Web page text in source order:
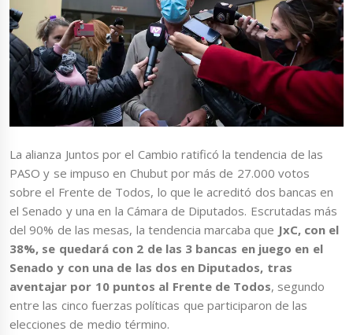
La alianza Juntos por el Cambio ratificó la tendencia de las
PASO y se impuso en Chubut por más de 27.000 votos
sobre el Frente de Todos, lo que le acreditó dos bancas en
el Senado y una en la Cámara de Diputados. Escrutadas más
del 90% de las mesas, la tendencia marcaba que JxC, con el
38%, se quedará con 2 de las 3 bancas en juego en el
Senado y con una de las dos en Diputados, tras
aventajar por 10 puntos al Frente de Todos, segundo
entre las cinco fuerzas políticas que participaron de las
elecciones de medio término.